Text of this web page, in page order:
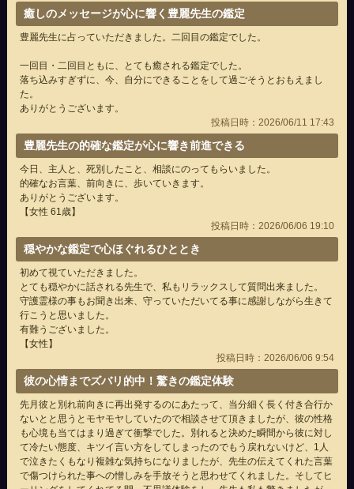
癒しのメッセージが心に響く豊麗先生の鑑定
豊麗先生に占っていただきました。二回目の鑑定でした。
一回目・二回目ともに、とても癒される鑑定でした。
落ち込みすぎずに、今、自分にできることをして過ごそうとおもえまし
た。
ありがとうございます。
投稿日時：2026/06/11 17:43
豊麗先生の的確な鑑定が心に響き前進できる
今日、主人と、死別したこと、相談にのってもらいました。
的確なお言葉、前向きに、歩いていきます。
ありがとうございます。
【女性 61歳】
投稿日時：2026/06/06 19:10
穏やかな鑑定で心ほぐれるひととき
初めて視ていただきました。
とても穏やかに話される先生で、私もリラックスして質問出来ました。
守護霊様の事もお聞き出来、守っていただいてる事に感謝しながら生きて
行こうと思いました。
有難うございました。
【女性】
投稿日時：2026/06/06 9:54
彼の心情までズバリ的中！驚きの鑑定体験
先月彼と別れ前向きに再出発するのにあたって、当分細く長く付き合行か
ないとと思うとモヤモヤしていたので相談させて頂きましたが、彼の性格
も心境も当てはまり過ぎて衝撃でした。別れると決めた瞬間から彼に対し
て冷たい態度、キツイ言い方をしてしまったのでもう戻れないけど、1人
で泣きたくもなり複雑な気持ちになりましたが、先生の伝えてくれた言葉
で傷つけられた事への憎しみを手放そうと思わせてくれました。そしてヒ